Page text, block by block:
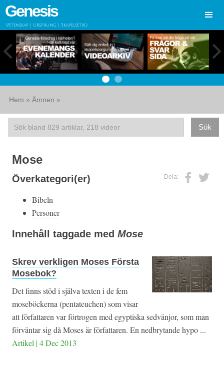
Genesis
Vetenskap | Ursprung | Skapelsetro
Hem » Ämnen »
Mose
Dela:
Överkategori(er)
Bibeln
Personer
Innehåll taggade med Mose
Skrev verkligen Moses Första
Mosebok?
Det finns stöd i själva texten i de fem
moseböckerna (pentateuchen) som visar
att författaren var förtrogen med egyptiska sedvänjor, som man
förväntar sig då Moses är författaren. En nedbrytande hypo ...
Artikel | 4 Dec 2013